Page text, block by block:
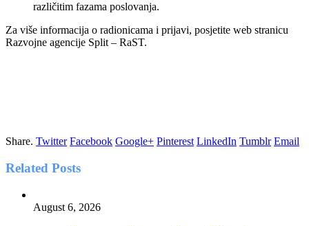
različitim fazama poslovanja.
Za više informacija o radionicama i prijavi, posjetite web stranicu
Razvojne agencije Split – RaST.
Share. Twitter Facebook Google+ Pinterest LinkedIn Tumblr Email
Related Posts
August 6, 2026